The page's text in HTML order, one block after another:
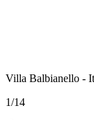
Villa Balbianello -
1/14